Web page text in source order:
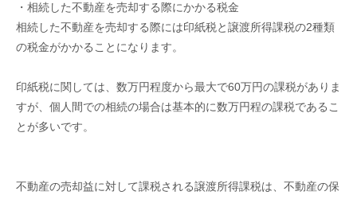
・相続した不動産を売却する際にかかる税金
相続した不動産を売却する際には印紙税と譲渡所得課税の2種類
の税金がかかることになります。
印紙税に関しては、数万円程度から最大で60万円の課税がありま
すが、個人間での相続の場合は基本的に数万円程の課税であるこ
とが多いです。
不動産の売却益に対して課税される譲渡所得課税は、不動産の保